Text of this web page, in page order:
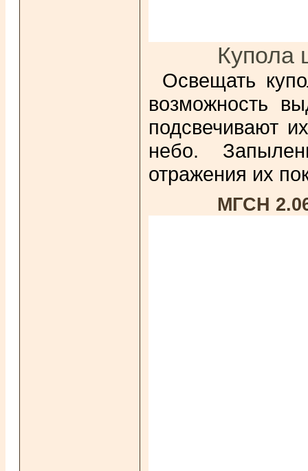
Купола
Освещать
возможность
подсвечивают
небо.
отражения их
МГСН